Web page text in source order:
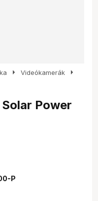
arrow_right Videókamerák arrow_right
Power
P